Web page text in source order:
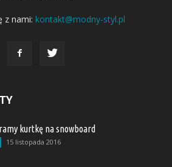
z nami: kontakt@modny-styl.pl
kurtkę na snowboard
15 listopada 2016